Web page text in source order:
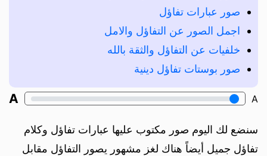
صور عبارات تفاؤل
اجمل الصور عن التفاؤل والامل
خلفيات عن التفاؤل والثقة بالله
صور بوستات تفاؤل دينية
A
A
سنضع لك اليوم صور مكتوب عليها عبارات تفاؤل وكلام
تفاؤل جميل أيضاً هناك لغز مشهور يصور التفاؤل مقابل